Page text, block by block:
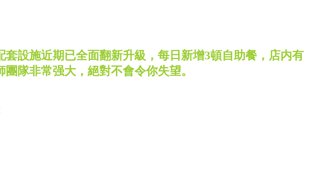
設施近期已全面翻新升級，每日新增3頓自助餐，店内有
隊非常强大，絕對不會令你失望。